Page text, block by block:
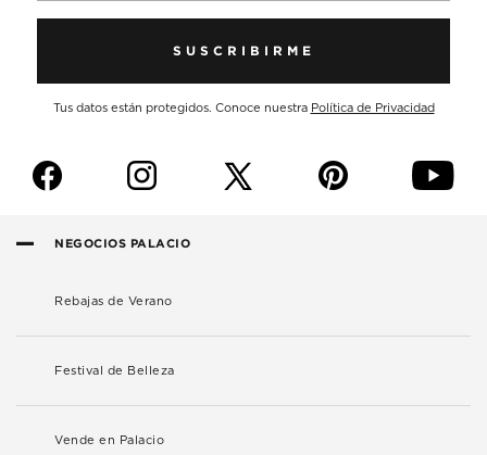
SUSCRIBIRME
Tus datos están protegidos. Conoce nuestra Política de Privacidad
f i p y
NEGOCIOS PALACIO
Rebajas de Verano
Festival de Belleza
Vende en Palacio